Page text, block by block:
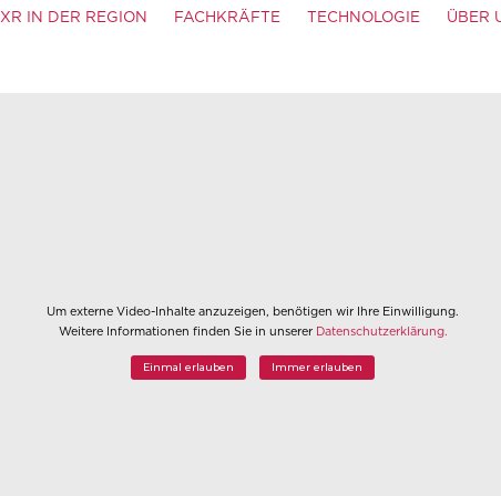
XR IN DER REGION FACHKRÄFTE TECHNOLOGIE ÜBER
Um externe Video-Inhalte anzuzeigen, benötigen wir Ihre Einwilligung.
Weitere Informationen finden Sie in unserer Datenschutzerklärung.
Einmal erlauben Immer erlauben